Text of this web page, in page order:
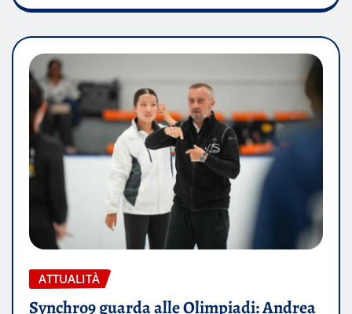
ATTUALITÀ
Synchro9 guarda alle Olimpiadi: Andrea